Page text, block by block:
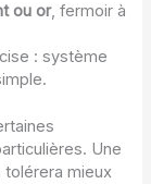
ou or, fermoir à
: système
Une
tolérera mieux